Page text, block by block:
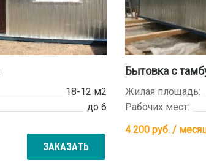
18-12 м2
до 6
ЗАКАЗАТЬ
Бытовка с
Жилая площадь:
Рабочих мест:
4 200руб. /